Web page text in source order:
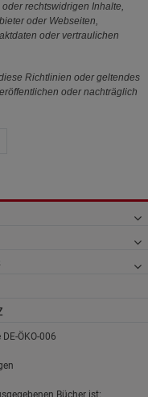
rechtswidrigen Inhalte,
oder Webseiten,
oder vertraulichen
Richtlinien oder geltendes
oder nachträglich
ÖKO-006